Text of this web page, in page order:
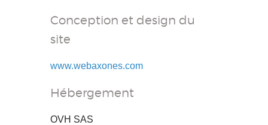
Conception et design du
site
www.webaxones.com
Hébergement
OVH SAS